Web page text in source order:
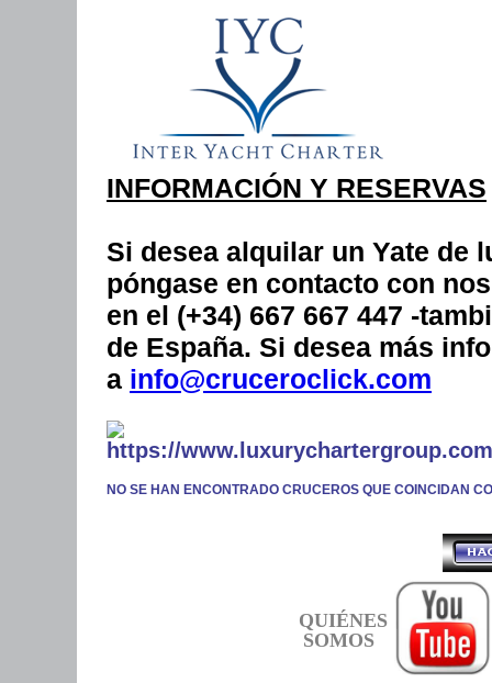
INFORMACIÓN Y RESERVAS
Si desea alquilar un Yate de
póngase en contacto con
en el (+34) 667 667 447 -
de España. Si desea más
a info@cruceroclick.com
NO SE HAN ENCONTRADO CRUCEROS QUE COINCIDAN
QUIÉNES
SOMOS